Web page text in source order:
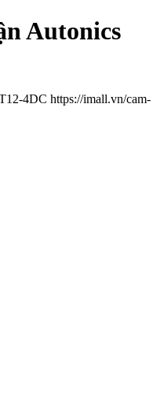
Autonics
4DC https://imall.vn/cam-